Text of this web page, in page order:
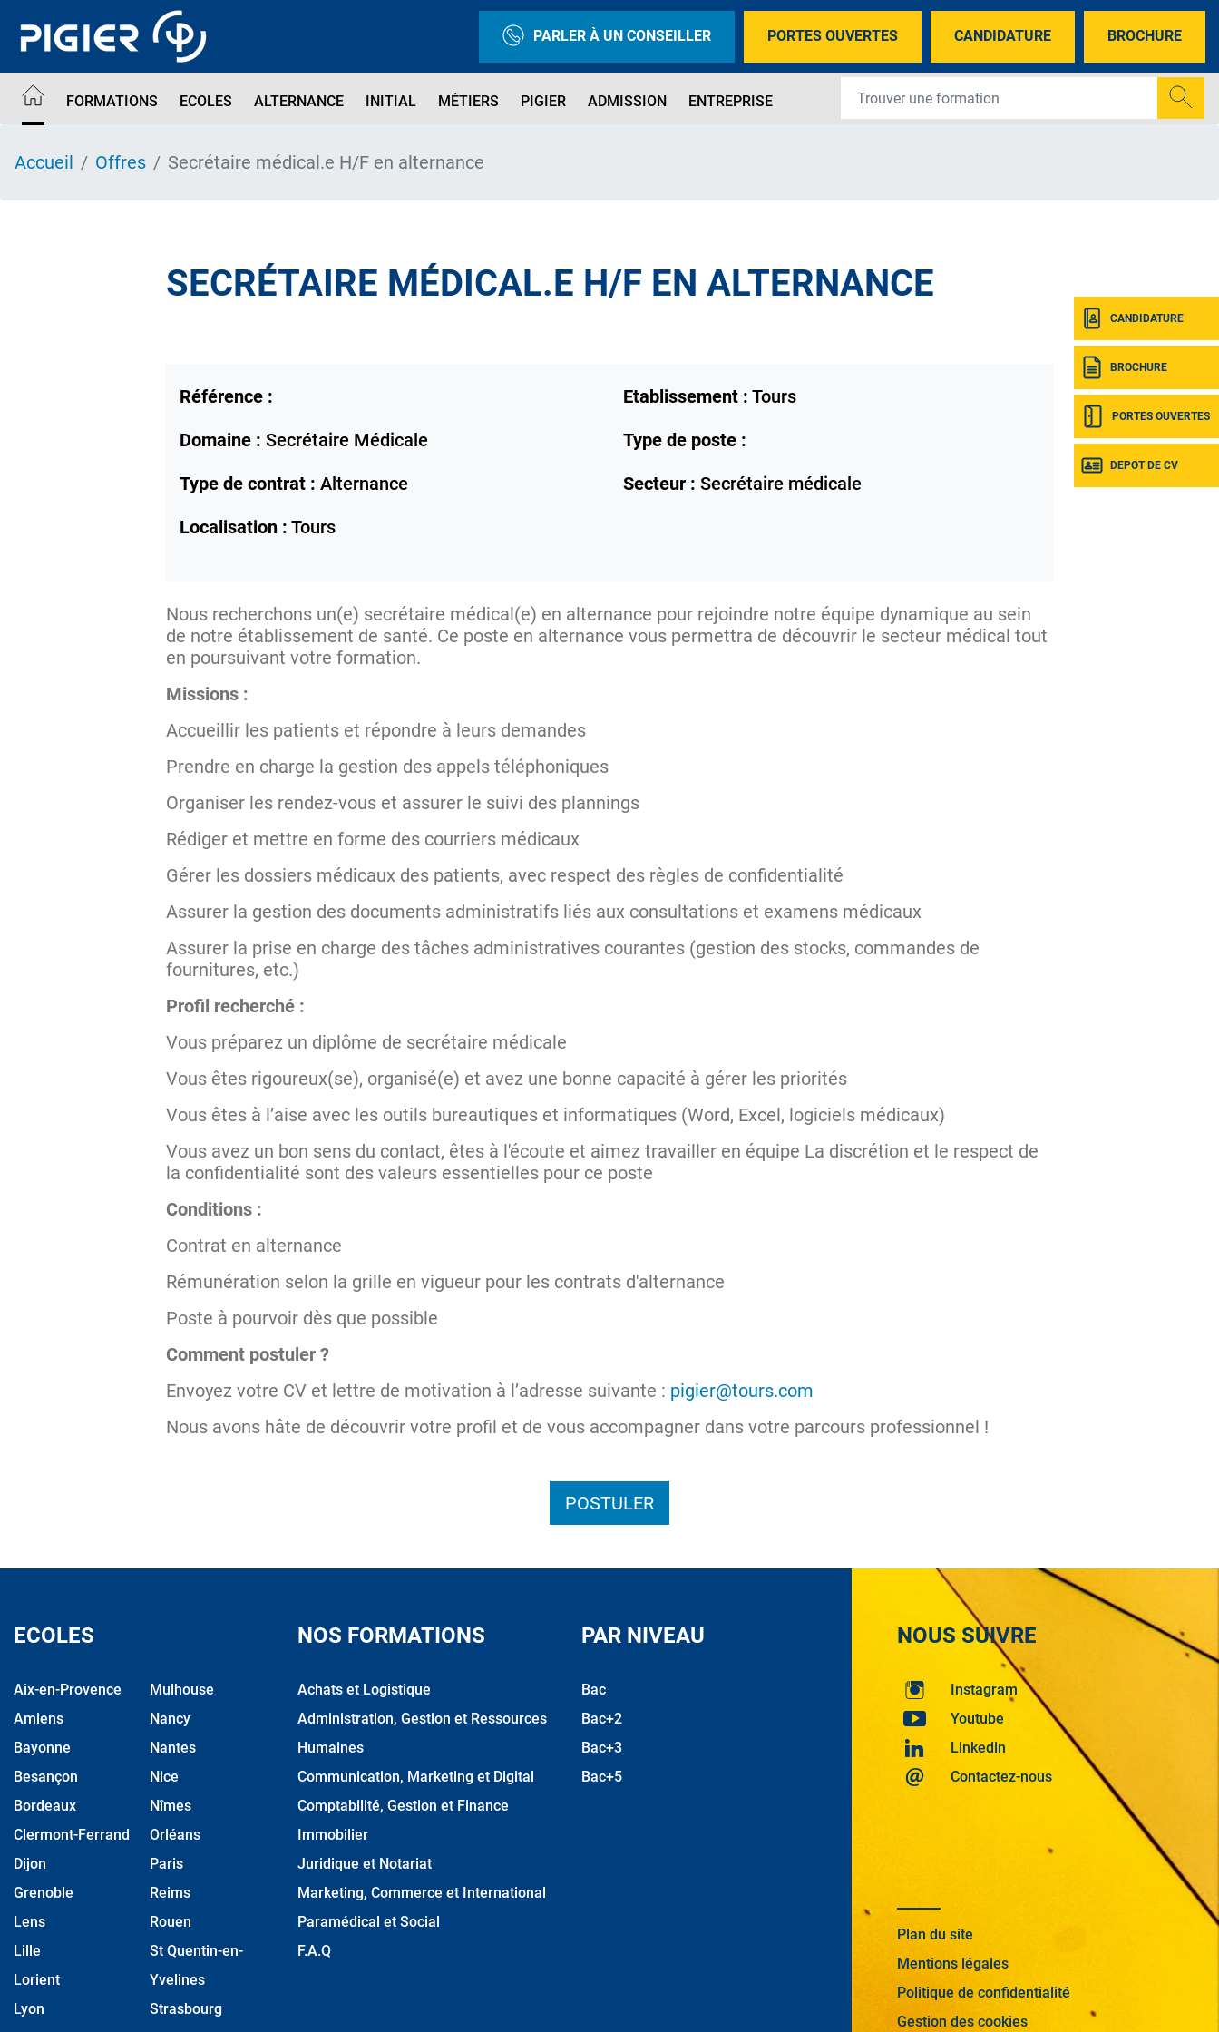
contenu
PARLER À UN CONSEILLER PORTES OUVERTES CANDIDATURE BROCHURE
FORMATIONS ECOLES ALTERNANCE INITIAL MÉTIERS PIGIER ADMISSION ENTREPRISE
CANDIDATURE
BROCHURE
PORTES OUVERTES
DEPOT DE CV
Accueil Offres Secrétaire médical.e H/F en alternance
SECRÉTAIRE MÉDICAL.E H/F EN ALTERNANCE
Référence : Etablissement : Tours
Domaine : Secrétaire Médicale
Type de poste :
Type de contrat : Alternance Secteur : Secrétaire médicale
Localisation : Tours
Nous recherchons un(e) secrétaire médical(e) en alternance pour rejoindre notre équipe dynamique au sein
de notre établissement de santé. Ce poste en alternance vous permettra de découvrir le secteur médical tout
en poursuivant votre formation.
Missions :
Accueillir les patients et répondre à leurs demandes
Prendre en charge la gestion des appels téléphoniques
Organiser les rendez-vous et assurer le suivi des plannings
Rédiger et mettre en forme des courriers médicaux
Gérer les dossiers médicaux des patients, avec respect des règles de confidentialité
Assurer la gestion des documents administratifs liés aux consultations et examens médicaux
Assurer la prise en charge des tâches administratives courantes (gestion des stocks, commandes de
fournitures, etc.)
Profil recherché :
Vous préparez un diplôme de secrétaire médicale
Vous êtes rigoureux(se), organisé(e) et avez une bonne capacité à gérer les priorités
Vous êtes à l’aise avec les outils bureautiques et informatiques (Word, Excel, logiciels médicaux)
Vous avez un bon sens du contact, êtes à l'écoute et aimez travailler en équipe La discrétion et le respect de
la confidentialité sont des valeurs essentielles pour ce poste
Conditions :
Contrat en alternance
Rémunération selon la grille en vigueur pour les contrats d'alternance
Poste à pourvoir dès que possible
Comment postuler ?
Envoyez votre CV et lettre de motivation à l’adresse suivante : pigier@tours.com
Nous avons hâte de découvrir votre profil et de vous accompagner dans votre parcours professionnel !
POSTULER
ECOLES
Aix-en-Provence
Amiens
Bayonne
Besançon
Bordeaux
Clermont-Ferrand
Dijon
Grenoble
Lens
Lille
Lorient
Lyon
Mulhouse
Nancy
Nantes
Nice
Nîmes
Orléans
Paris
Reims
Rouen
St Quentin-en-
Yvelines
Strasbourg
NOS FORMATIONS
Achats et Logistique
Administration, Gestion et Ressources
Humaines
Communication, Marketing et Digital
Comptabilité, Gestion et Finance
Immobilier
Juridique et Notariat
Marketing, Commerce et International
Paramédical et Social
F.A.Q
PAR NIVEAU
Bac
Bac+2
Bac+3
Bac+5
NOUS SUIVRE
Instagram
Youtube
Linkedin
Contactez-nous
Plan du site
Mentions légales
Politique de confidentialité
Gestion des cookies